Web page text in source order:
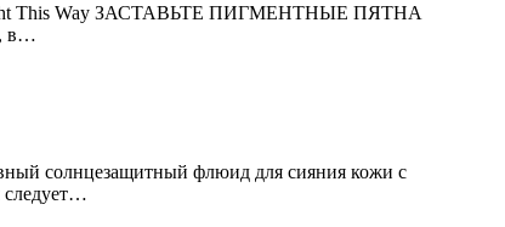
Bright This Way ЗАСТАВЬТЕ ПИГМЕНТНЫЕ ПЯТНА
в…
солнцезащитный флюид для сияния кожи с